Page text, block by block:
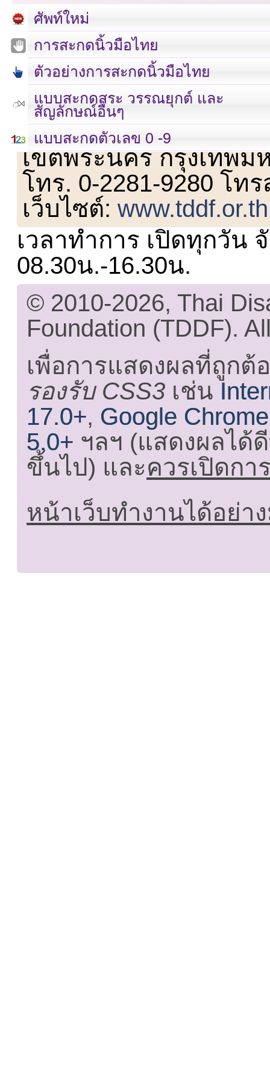
ศัพท์ใหม่
การสะกดนิ้วมือไทย
ตัวอย่างการสะกดนิ้วมือไทย
แบบสะกดสระ วรรณยุกต์ และ
สัญลักษณ์อื่นๆ
แบบสะกดตัวเลข 0 -9
เลขที่ 23 ชั้น 2 ถนนวิ
เขตพระนคร กรุงเทพม
โทร. 0-2281-9280 โท
เว็บไซต์:www.tddf.or.th
เวลาทำการ เปิดทุกวัน
08.30น.-16.30น.
© 2010-2026, Thai
Foundation (TDDF).
เพื่อการแสดงผลที่ถูกต้
รองรับ CSS3 เช่น
17.0+, Google
5.0+ ฯลฯ (แสดงผลได้
ขึ้นไป) และควรเปิดกา
หน้าเว็บทำงานได้อย่า